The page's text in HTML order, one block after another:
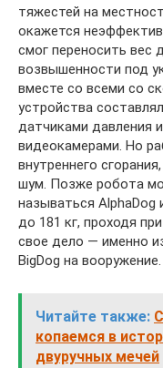
тяжестей на
окажется
смог переносить вес
возвышенности под
вместе со всеми со
устройства
датчиками давления
видеокамерами. Но
внутреннего
шум. Позже робота
называться AlphaDog
до 181 кг, проходя
свое дело — именно
BigDog на вооружение.
Читайте также:
копаемся в
двуручных мечей